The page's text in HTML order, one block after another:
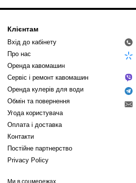
Клієнтам
Вхід до кабінету
Про нас
Оренда кавомашин
Сервіс і ремонт кавомашин
Оренда кулерів для води
Обмін та повернення
Угода користувача
Оплата і доставка
Контакти
Постійне партнерство
Privacy Policy
Ми в соцмережах